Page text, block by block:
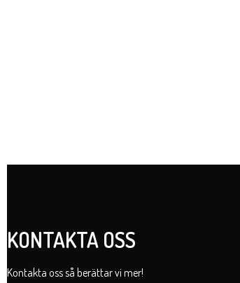
KONTAKTA OSS
Kontakta oss så berättar vi mer!